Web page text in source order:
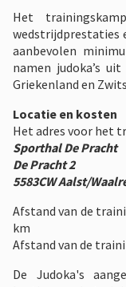
Het
wedstrijdprestaties
aanbevolen
namen judoka’s
Griekenland en
Locatie en kosten
Het adres voor het
Sporthal De Pracht
De Pracht 2
5583CW Aalst/
Afstand van de
km
Afstand van de
De Judoka's